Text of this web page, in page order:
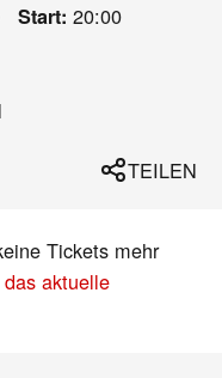
Start: 20:00
TEILEN
Tickets mehr
aktuelle